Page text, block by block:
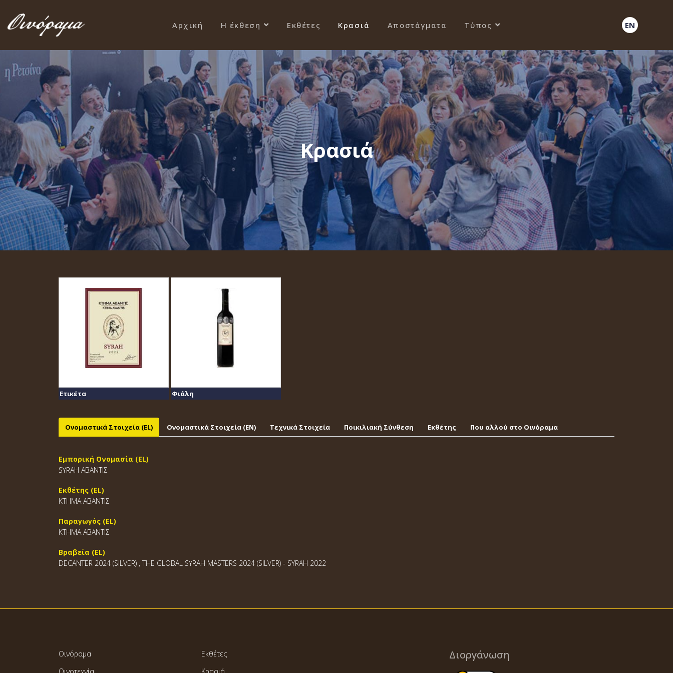
Αρχική Η έκθεση Εκθέτες Κρασιά Αποστάγματα Τύπος EN
Κρασιά
Ετικέτα Φιάλη
Ονομαστικά Στοιχεία (EL) Ονομαστικά Στοιχεία (EΝ) Τεχνικά Στοιχεία Ποικιλιακή Σύνθεση Εκθέτης Που αλλού στο Οινόραμα
Εμπορική Ονομασία (EL)
SYRAH ΑΒΑΝΤΙΣ
Εκθέτης (EL)
ΚΤΗΜΑ ΑΒΑΝΤΙΣ
Παραγωγός (EL)
ΚΤΗΜΑ ΑΒΑΝΤΙΣ
Βραβεία (EL)
DECANTER 2024 (SILVER) , THE GLOBAL SYRAH MASTERS 2024 (SILVER) - SYRAH 2022
Οινόραμα
Εκθέτες
Διοργάνωση